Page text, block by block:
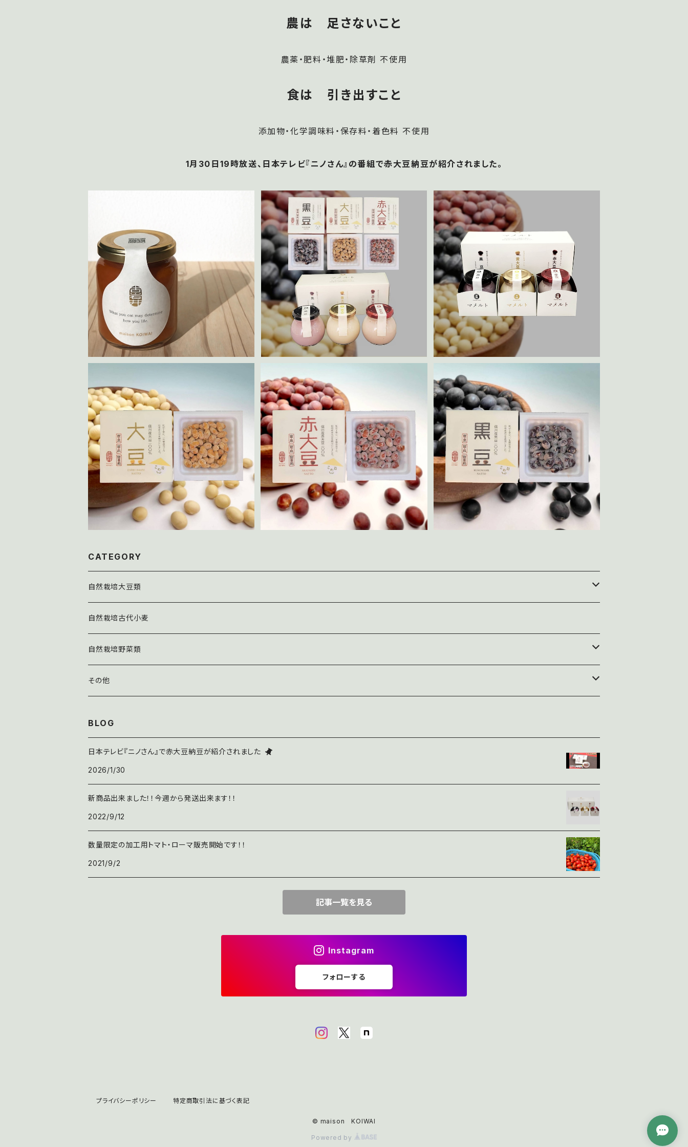
農は 足さないこと
農薬・肥料・堆肥・除草剤 不使用
食は 引き出すこと
添加物・化学調味料・保存料・着色料 不使用
1月30日19時放送、日本テレビ『ニノさん』の番組で赤大豆納豆が紹介されました。
熟成トマトとニンジンのケチャップ 2026年
¥2,800
発酵食品セット
予約商品
マメルト(豆乳ヨーグルト)セット 90g×3
¥1,980
予約商品
納豆（えんれい大豆）50g 4パック入り
¥1,500
赤大豆納豆50g 4パック入り
¥1,980
黒豆納豆50g 4パック入り
¥1,980
CATEGORY
自然栽培大豆類
納豆
豆乳ヨーグルト（マメルト）
マメルト
自然栽培古代小麦
自然栽培野菜類
加工用トマト
その他
山菜
BLOG
日本テレビ『ニノさん』で赤大豆納豆が紹介されました
2026/1/30
新商品出来ました！！今週から発送出来ます！！
2022/9/12
数量限定の加工用トマト・ローマ販売開始です！！
2021/9/2
記事一覧を見る
Instagram
フォローする
プライバシーポリシー 特定商取引法に基づく表記
© maison KOIWAI
Powered by